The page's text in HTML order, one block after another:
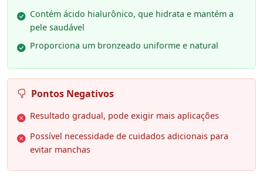
Contém ácido hialurônico, que hidrata e mantém a
pele saudável
Proporciona um bronzeado uniforme e natural
Pontos Negativos
Resultado gradual, pode exigir mais aplicações
Possível necessidade de cuidados adicionais para
evitar manchas